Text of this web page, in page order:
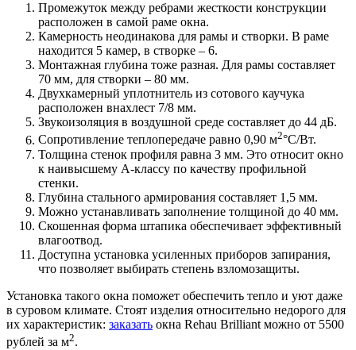
Промежуток между ребрами жесткости конструкции
расположен в самой раме окна.
Камерность неодинакова для рамы и створки. В раме
находится 5 камер, в створке – 6.
Монтажная глубина тоже разная. Для рамы составляет
70 мм, для створки – 80 мм.
Двухкамерный уплотнитель из сотового каучука
расположен внахлест 7/8 мм.
Звукоизоляция в воздушной среде составляет до 44 дБ.
Сопротивление теплопередаче равно 0,90 м2°С/Вт.
Толщина стенок профиля равна 3 мм. Это относит окно
к наивысшему А-классу по качеству профильной
стенки.
Глубина стального армирования составляет 1,5 мм.
Можно устанавливать заполнение толщиной до 40 мм.
Скошенная форма штапика обеспечивает эффективный
влагоотвод.
Доступна установка усиленных приборов запирания,
что позволяет выбирать степень взломозащиты.
Установка такого окна поможет обеспечить тепло и уют даже
в суровом климате. Стоят изделия относительно недорого для
их характеристик: заказать окна Rehau Brilliant можно от 5500
рублей за м2.